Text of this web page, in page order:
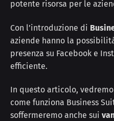
potente risorsa per le
Con l’introduzione di
aziende hanno la
presenza su Facebook e
efficiente.
In questo articolo,
come funziona Business
soffermeremo anche sui